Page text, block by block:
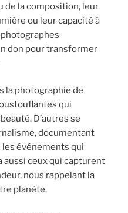
de la composition, leur
ou leur capacité à
don pour transformer
la photographie de
qui
D’autres se
documentant
événements qui
aussi ceux qui capturent
nous rappelant la
planète.